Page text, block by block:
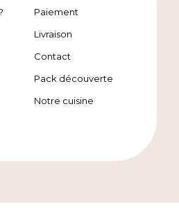
Paiement
Livraison
Contact
Pack découverte
Notre cuisine